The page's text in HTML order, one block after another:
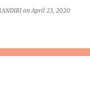
onApril 23, 2020